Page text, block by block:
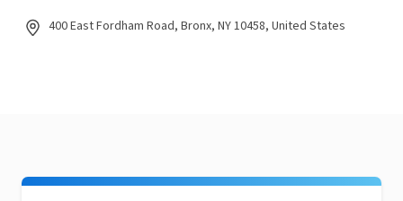
400 East Fordham Road, Bronx, NY 10458, United States